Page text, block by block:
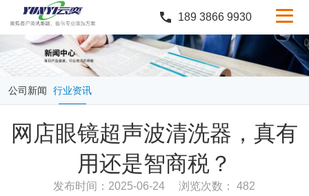
产品中心
行业案例
服务与支持
定制服务
关于云奕
189 3866 9930
公司新闻 行业资讯
网店眼镜超声波清洗器，真有
用还是智商税？
发布时间：2025-06-24 浏览次数： 482